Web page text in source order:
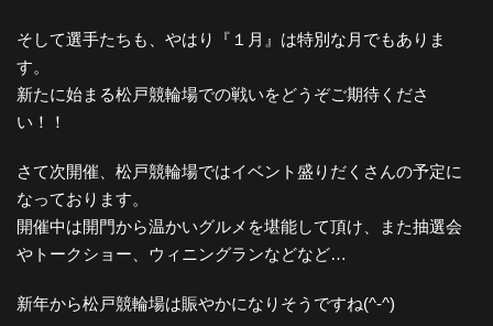
そして選手たちも、やはり『１月』は特別な月でもありま
す。
新たに始まる松戸競輪場での戦いをどうぞご期待くださ
い！！
さて次開催、松戸競輪場ではイベント盛りだくさんの予定に
なっております。
開催中は開門から温かいグルメを堪能して頂け、また抽選会
やトークショー、ウィニングランなどなど…
新年から松戸競輪場は賑やかになりそうですね(^-^)